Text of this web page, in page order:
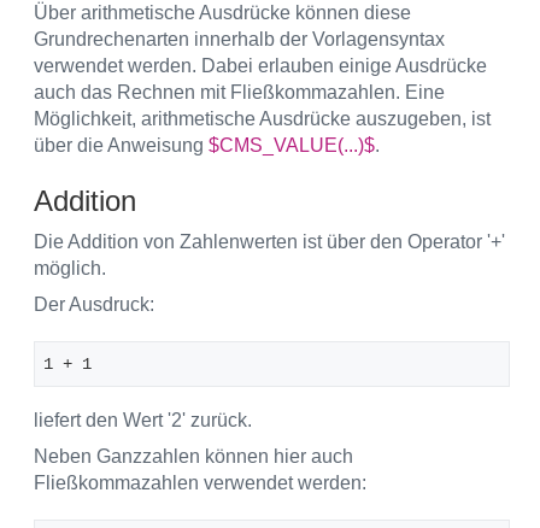
Über arithmetische Ausdrücke können diese
Grundrechenarten innerhalb der Vorlagensyntax
verwendet werden. Dabei erlauben einige Ausdrücke
auch das Rechnen mit Fließkommazahlen. Eine
Möglichkeit, arithmetische Ausdrücke auszugeben, ist
über die Anweisung $CMS_VALUE(...)$.
Addition
Die Addition von Zahlenwerten ist über den Operator '+'
möglich.
Der Ausdruck:
1 + 1
liefert den Wert '2' zurück.
Neben Ganzzahlen können hier auch
Fließkommazahlen verwendet werden: